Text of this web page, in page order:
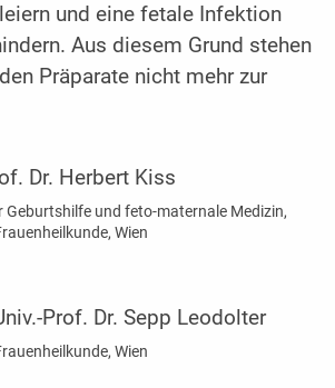
und eine fetale Infektion
Aus diesem Grund stehen
Präparate nicht mehr zur
Dr. Herbert Kiss
Geburtshilfe und feto-maternale Medizin,
Wien
Prof. Dr. Sepp Leodolter
Wien